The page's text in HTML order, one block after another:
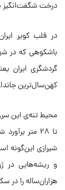
درخت شگفت‌انگیز
در قلب کویر
باشکوهی که در
گردشگری ایران
کهن‌سال‌ترین
تا ۲۸ متر
شیرازی این‌گونه
و ریشه‌هایی در
هزاران‌ساله را در